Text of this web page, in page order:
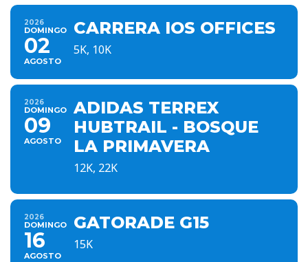
2026
DOMINGO
02
AGOSTO
CARRERA IOS OFFICES
5K, 10K
2026
DOMINGO
09
AGOSTO
ADIDAS TERREX
HUBTRAIL - BOSQUE
LA PRIMAVERA
12K, 22K
2026
DOMINGO
16
AGOSTO
GATORADE G15
15K